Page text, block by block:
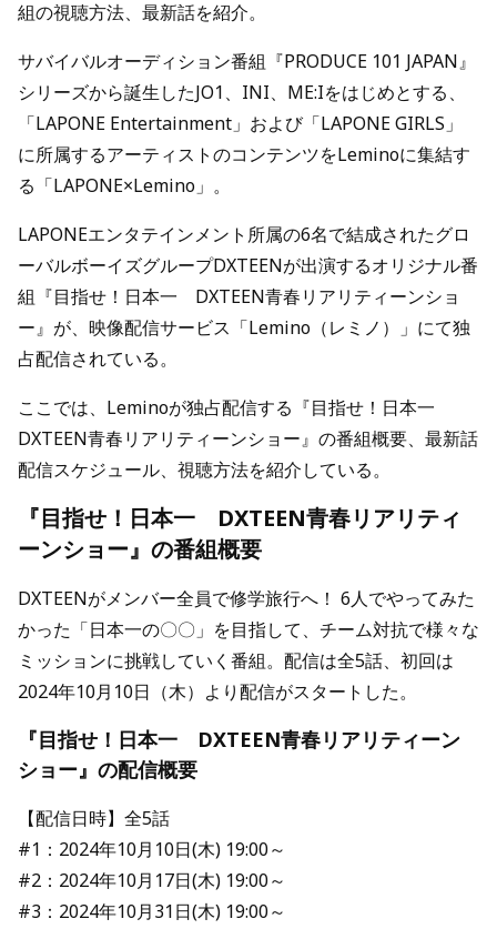
組の視聴方法、最新話を紹介。
サバイバルオーディション番組『PRODUCE 101 JAPAN』
シリーズから誕生したJO1、INI、ME:Iをはじめとする、
「LAPONE Entertainment」および「LAPONE GIRLS」
に所属するアーティストのコンテンツをLeminoに集結す
る「LAPONE×Lemino」。
LAPONEエンタテインメント所属の6名で結成されたグロ
ーバルボーイズグループDXTEENが出演するオリジナル番
組『目指せ！日本一 DXTEEN青春リアリティーンショ
ー』が、映像配信サービス「Lemino（レミノ）」にて独
占配信されている。
ここでは、Leminoが独占配信する『目指せ！日本一
DXTEEN青春リアリティーンショー』の番組概要、最新話
配信スケジュール、視聴方法を紹介している。
『目指せ！日本一 DXTEEN青春リアリティ
ーンショー』の番組概要
DXTEENがメンバー全員で修学旅行へ！ 6人でやってみた
かった「日本一の〇〇」を目指して、チーム対抗で様々な
ミッションに挑戦していく番組。配信は全5話、初回は
2024年10月10日（木）より配信がスタートした。
『目指せ！日本一 DXTEEN青春リアリティーン
ショー』の配信概要
【配信日時】全5話
#1：2024年10月10日(木) 19:00～
#2：2024年10月17日(木) 19:00～
#3：2024年10月31日(木) 19:00～